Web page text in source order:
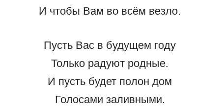
И чтобы Вам во всём везло.
Пусть Вас в будущем году
Только радуют родные.
И пусть будет полон дом
Голосами заливными.